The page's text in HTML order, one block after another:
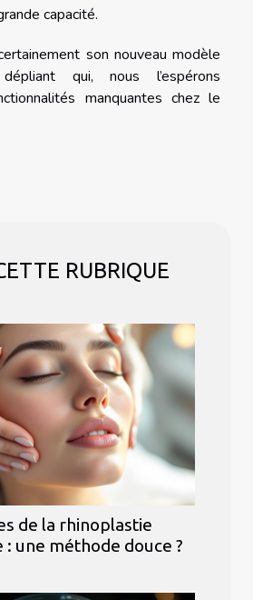
capacité.
son nouveau modèle
qui, nous l’espérons
manquantes chez le
RUBRIQUE
de la rhinoplastie
une méthode douce ?